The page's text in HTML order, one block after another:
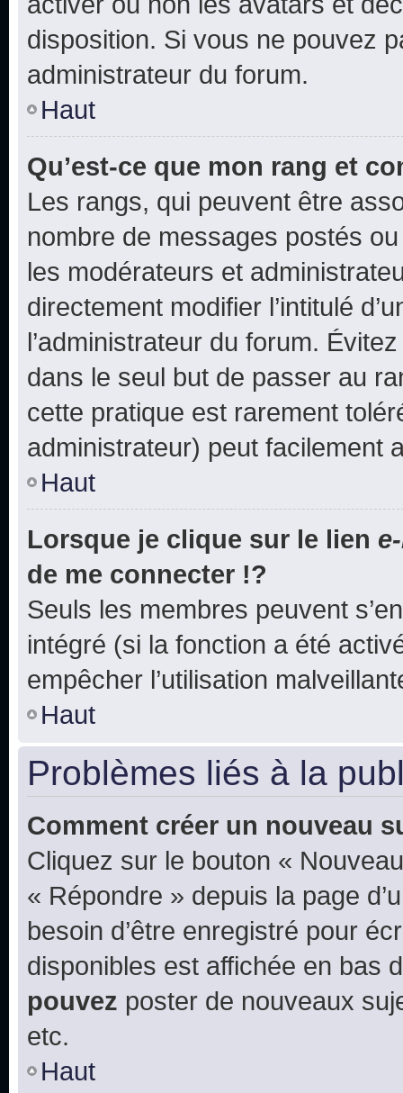
disposition. Si vous ne pouvez
administrateur du forum.
Haut
Qu’est-ce que mon rang et
Les rangs, qui peuvent être
nombre de messages postés
les modérateurs et
directement modifier l’intitulé
l’administrateur du forum.
dans le seul but de passer au
cette pratique est rarement
administrateur) peut facilement
Haut
Lorsque je clique sur le lien
de me connecter !?
Seuls les membres peuvent
intégré (si la fonction a été
empêcher l’utilisation
Haut
Problèmes liés à la
Comment créer un nouveau
Cliquez sur le bouton «
« Répondre » depuis la page
besoin d’être enregistré pour
disponibles est affichée en bas
pouvez poster de nouveaux
etc.
Haut